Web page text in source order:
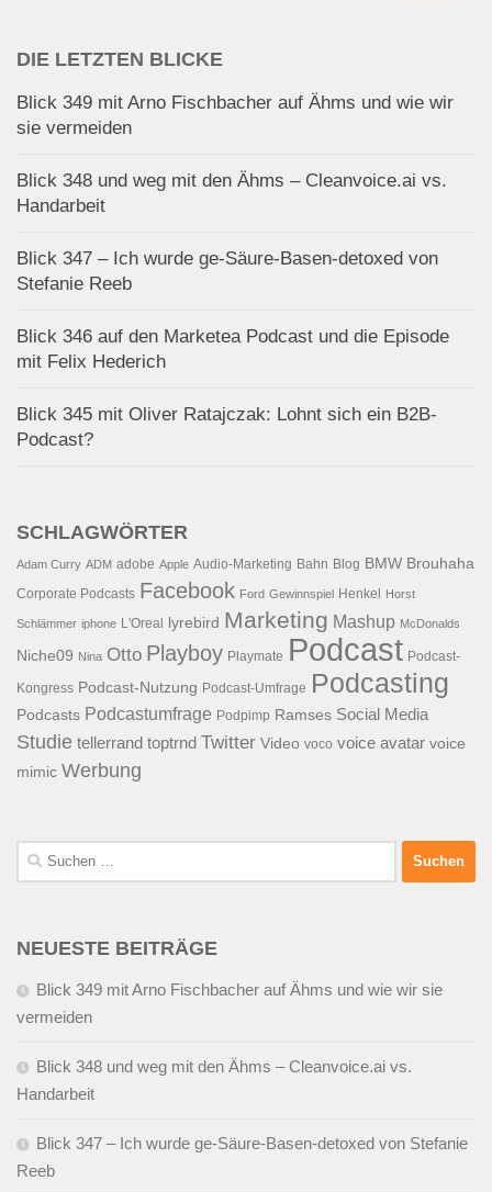
DIE LETZTEN BLICKE
Blick 349 mit Arno Fischbacher auf Ähms und wie wir
sie vermeiden
Blick 348 und weg mit den Ähms – Cleanvoice.ai vs.
Handarbeit
Blick 347 – Ich wurde ge-Säure-Basen-detoxed von
Stefanie Reeb
Blick 346 auf den Marketea Podcast und die Episode
mit Felix Hederich
Blick 345 mit Oliver Ratajczak: Lohnt sich ein B2B-
Podcast?
SCHLAGWÖRTER
Adam Curry ADM adobe Apple Audio-Marketing Bahn Blog BMW Brouhaha
Corporate Podcasts Facebook Ford Gewinnspiel Henkel Horst
Schlämmer iphone L'Oreal lyrebird Marketing Mashup McDonalds
Niche09 Nina Otto Playboy Playmate Podcast Podcast-
Kongress Podcast-Nutzung Podcast-Umfrage Podcasting
Podcasts Podcastumfrage Podpimp Ramses Social Media
Studie tellerrand toptrnd Twitter Video voco voice avatar voice
mimic Werbung
Suchen
nach:
NEUESTE BEITRÄGE
Blick 349 mit Arno Fischbacher auf Ähms und wie wir sie
vermeiden
Blick 348 und weg mit den Ähms – Cleanvoice.ai vs.
Handarbeit
Blick 347 – Ich wurde ge-Säure-Basen-detoxed von Stefanie
Reeb